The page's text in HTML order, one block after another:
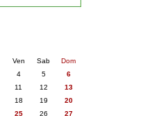
Ven Sab
Dom
4 5
6
11 12
13
18 19
20
25 26
27